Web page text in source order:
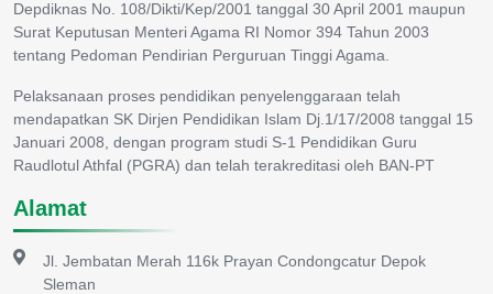
Depdiknas No. 108/Dikti/Kep/2001 tanggal 30 April 2001 maupun
Surat Keputusan Menteri Agama RI Nomor 394 Tahun 2003
tentang Pedoman Pendirian Perguruan Tinggi Agama.
Pelaksanaan proses pendidikan penyelenggaraan telah
mendapatkan SK Dirjen Pendidikan Islam Dj.1/17/2008 tanggal 15
Januari 2008, dengan program studi S-1 Pendidikan Guru
Raudlotul Athfal (PGRA) dan telah terakreditasi oleh BAN-PT
Alamat
Jl. Jembatan Merah 116k Prayan Condongcatur Depok
Sleman